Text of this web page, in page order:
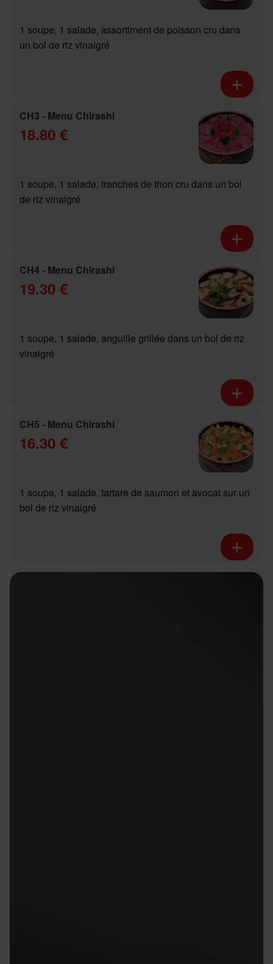
1 soupe, 1 salade, assortiment de poisson cru dans
un bol de riz vinaigré
CH3 - Menu Chirashi
18.80 €
1 soupe, 1 salade, tranches de thon cru dans un bol
de riz vinaigré
CH4 - Menu Chirashi
19.30 €
1 soupe, 1 salade, anguille grillée dans un bol de riz
vinaigré
CH5 - Menu Chirashi
16.30 €
1 soupe, 1 salade, tartare de saumon et avocat sur un
bol de riz vinaigré